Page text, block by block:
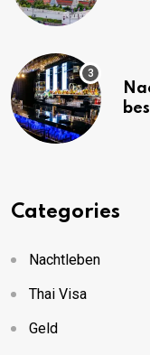
Categories
Nachtleben
Thai Visa
Geld